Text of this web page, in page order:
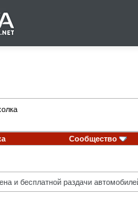
Сообщество
и бесплатной раздачи